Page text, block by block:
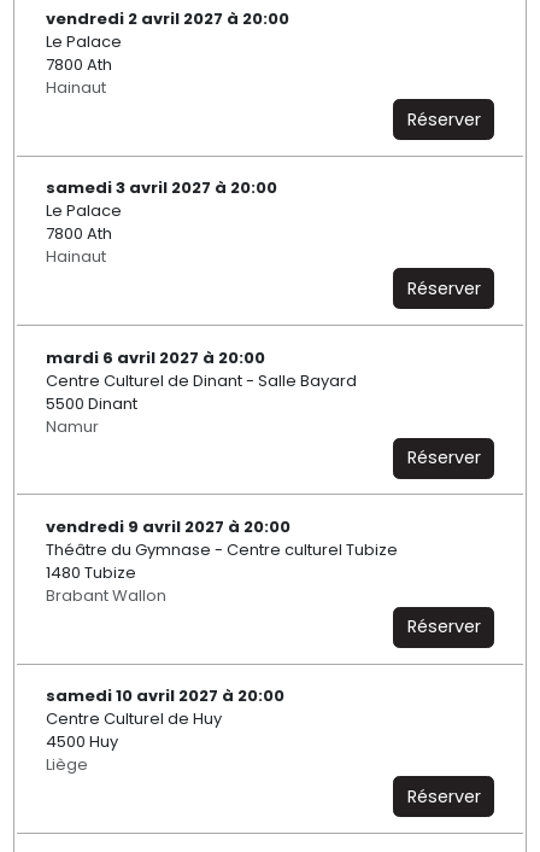
vendredi 2 avril 2027 à 20:00
Le Palace
7800 Ath
Hainaut
Réserver
samedi 3 avril 2027 à 20:00
Le Palace
7800 Ath
Hainaut
Réserver
mardi 6 avril 2027 à 20:00
Centre Culturel de Dinant - Salle Bayard
5500 Dinant
Namur
Réserver
vendredi 9 avril 2027 à 20:00
Théâtre du Gymnase - Centre culturel Tubize
1480 Tubize
Brabant Wallon
Réserver
samedi 10 avril 2027 à 20:00
Centre Culturel de Huy
4500 Huy
Liège
Réserver